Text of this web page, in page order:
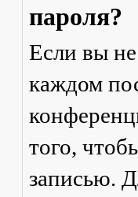
пароля?
Если вы
каждом
того,
записью.